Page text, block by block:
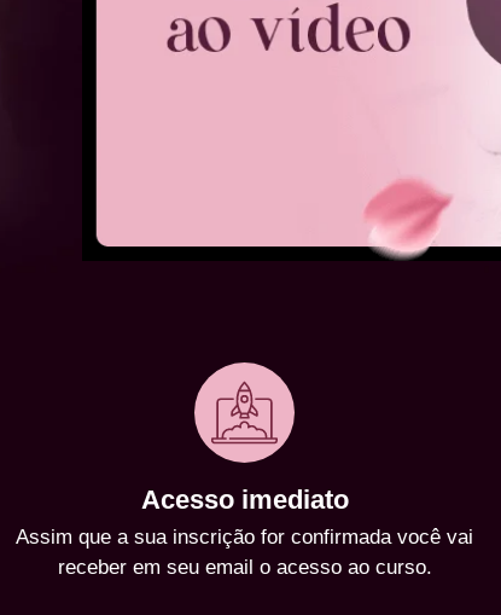
Acesso imediato
Assim que a sua inscrição for confirmada você vai
receber em seu email o acesso ao curso.